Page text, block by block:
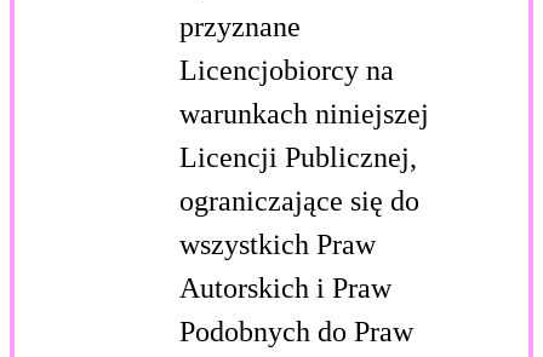
przyznane
Licencjobiorcy na
warunkach niniejszej
Licencji Publicznej,
ograniczające się do
wszystkich Praw
Autorskich i Praw
Podobnych do Praw